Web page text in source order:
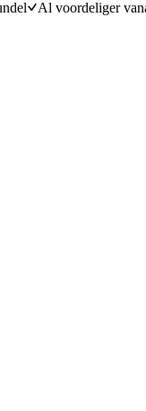
Al voordeliger